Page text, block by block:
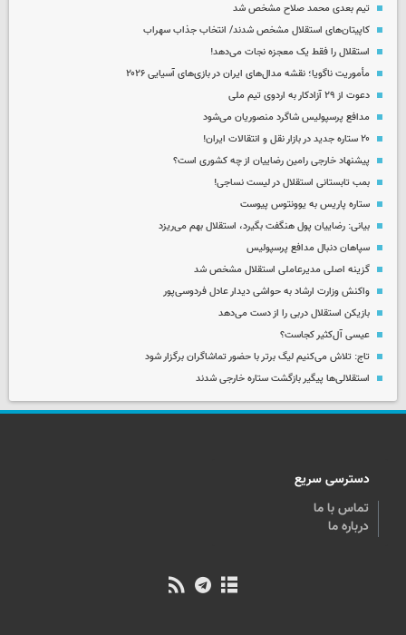
تیم بعدی محمد صلاح مشخص شد
کاپیتان‌های استقلال مشخص شدند/ انتخاب جذاب سهراب
استقلال را فقط یک معجزه نجات می‌دهد!
مأموریت ناگویا؛ نقشه مدال‌های ایران در بازی‌های آسیایی ۲۰۲۶
دعوت از ۲۹ آزادکار به اردوی تیم ملی
مدافع پرسپولیس شاگرد منصوریان می‌شود
۲۰ ستاره جدید در بازار نقل و انتقالات ایران!
پیشنهاد خارجی رامین رضاییان از چه کشوری است؟
بمب تابستانی استقلال در لیست نساجی!
ستاره پاریس به یوونتوس پیوست
بیانی: رضاییان پول هنگفت بگیرد، استقلال بهم می‌ریزد
سپاهان دنبال مدافع پرسپولیس
گزینه اصلی مدیرعاملی استقلال مشخص شد
واکنش وزارت ارشاد به حواشی دیدار عادل فردوسی‌پور
بازیکن استقلال دربی را از دست می‌دهد
عیسی آل‌کثیر کجاست؟
تاج: تلاش می‌کنیم لیگ برتر با حضور تماشاگران برگزار شود
استقلالی‌ها پیگیر بازگشت ستاره خارجی شدند
دسترسی سریع
تماس با ما
درباره ما